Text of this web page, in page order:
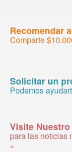
Recomendar
Comparte
Solicitar un
Podemos
Visite
para las noticias
»